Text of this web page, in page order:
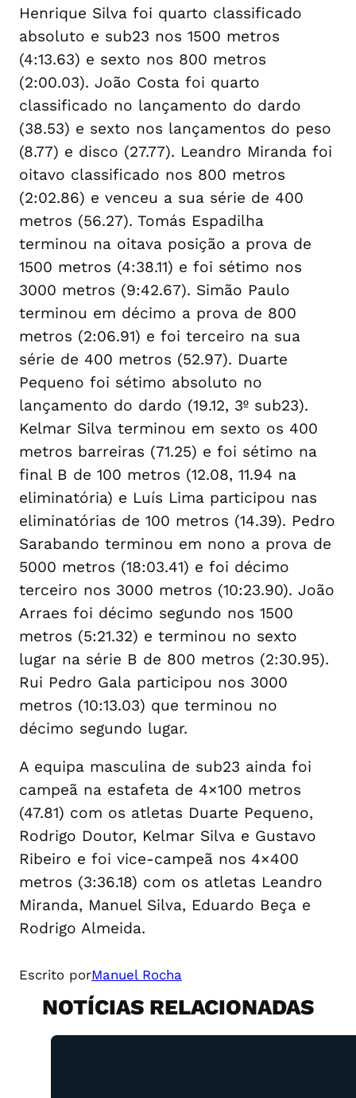
Henrique Silva foi quarto classificado
absoluto e sub23 nos 1500 metros
(4:13.63) e sexto nos 800 metros
(2:00.03). João Costa foi quarto
classificado no lançamento do dardo
(38.53) e sexto nos lançamentos do peso
(8.77) e disco (27.77). Leandro Miranda foi
oitavo classificado nos 800 metros
(2:02.86) e venceu a sua série de 400
metros (56.27). Tomás Espadilha
terminou na oitava posição a prova de
1500 metros (4:38.11) e foi sétimo nos
3000 metros (9:42.67). Simão Paulo
terminou em décimo a prova de 800
metros (2:06.91) e foi terceiro na sua
série de 400 metros (52.97). Duarte
Pequeno foi sétimo absoluto no
lançamento do dardo (19.12, 3º sub23).
Kelmar Silva terminou em sexto os 400
metros barreiras (71.25) e foi sétimo na
final B de 100 metros (12.08, 11.94 na
eliminatória) e Luís Lima participou nas
eliminatórias de 100 metros (14.39). Pedro
Sarabando terminou em nono a prova de
5000 metros (18:03.41) e foi décimo
terceiro nos 3000 metros (10:23.90). João
Arraes foi décimo segundo nos 1500
metros (5:21.32) e terminou no sexto
lugar na série B de 800 metros (2:30.95).
Rui Pedro Gala participou nos 3000
metros (10:13.03) que terminou no
décimo segundo lugar.
A equipa masculina de sub23 ainda foi
campeã na estafeta de 4×100 metros
(47.81) com os atletas Duarte Pequeno,
Rodrigo Doutor, Kelmar Silva e Gustavo
Ribeiro e foi vice-campeã nos 4×400
metros (3:36.18) com os atletas Leandro
Miranda, Manuel Silva, Eduardo Beça e
Rodrigo Almeida.
Escrito porManuel Rocha
NOTÍCIAS RELACIONADAS